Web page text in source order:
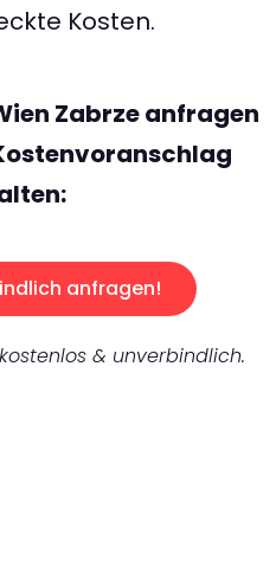
Kosten.
Zabrze anfragen
anfragen!
& unverbindlich.